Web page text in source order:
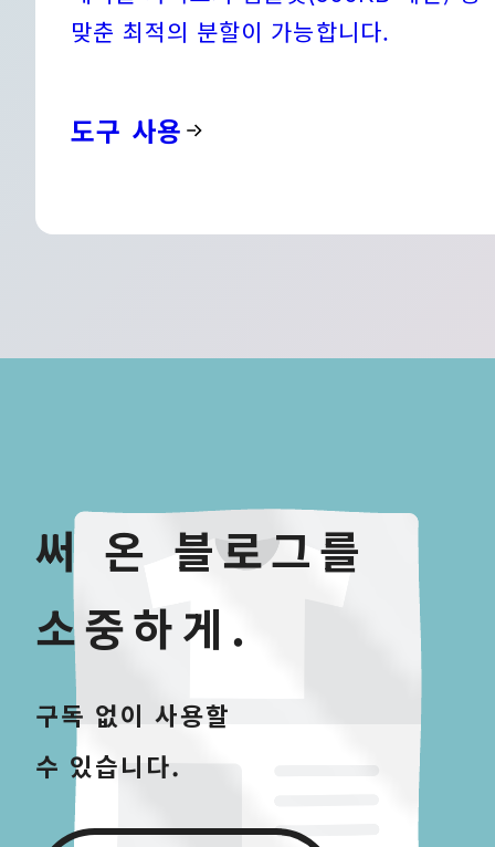
맞춘 최적의 분할이 가능합니다.
도구 사용
써 온 블로그를
소중하게.
구독 없이 사용할
수 있습니다.